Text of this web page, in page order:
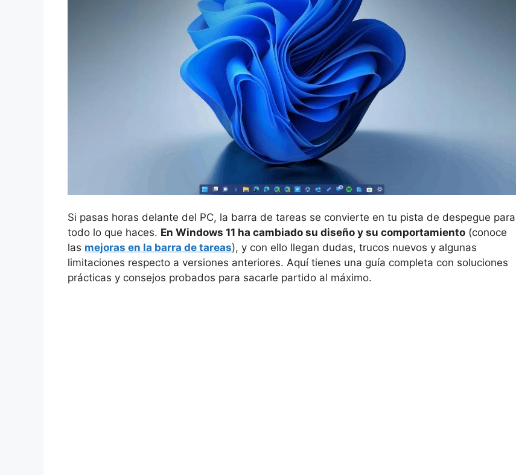
Si pasas horas delante del PC, la barra de tareas se convierte en tu pista de despegue para
todo lo que haces. En Windows 11 ha cambiado su diseño y su comportamiento (conoce
las mejoras en la barra de tareas), y con ello llegan dudas, trucos nuevos y algunas
limitaciones respecto a versiones anteriores. Aquí tienes una guía completa con soluciones
prácticas y consejos probados para sacarle partido al máximo.